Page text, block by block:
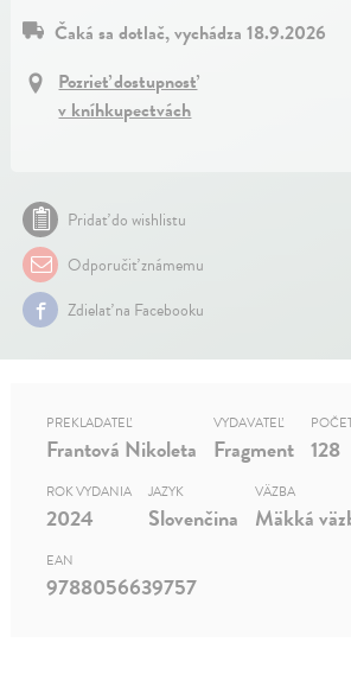
Čaká sa dotlač, vychádza 18.9.2026
Pozrieť dostupnosť
v kníhkupectvách
Pridať do wishlistu
Odporučiť známemu
Zdielať na Facebooku
PREKLADATEĽ
Frantová Nikoleta
VYDAVATEĽ
Fragment 128
ROK VYDANIA
2024
JAZYK
Slovenčina
VÄZBA
Mäkká
EAN
9788056639757